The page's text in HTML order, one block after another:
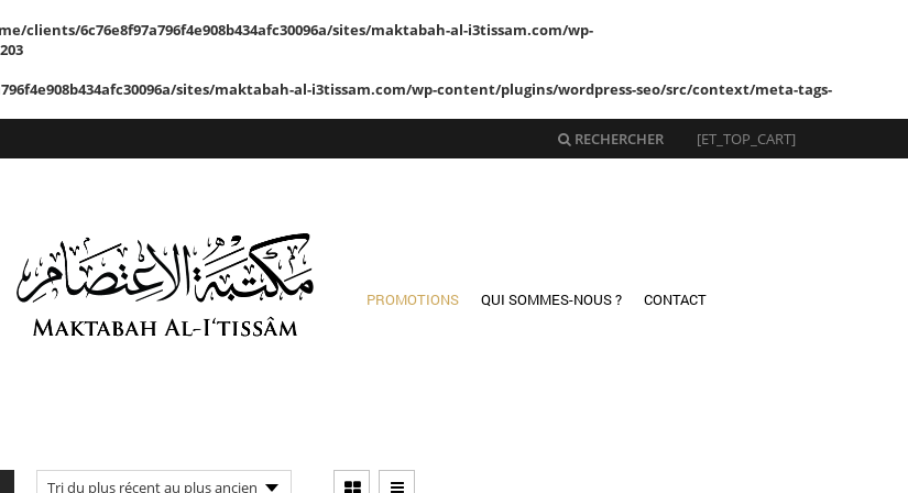
clients/6c76e8f97a796f4e908b434afc30096a/sites/maktabah-al-i3tissam.com/wp-
203
sites/maktabah-al-i3tissam.com/wp-content/plugins/wordpress-seo/src/context/meta-tags-
RECHERCHER [ET_TOP_CART]
PROMOTIONS QUI SOMMES-NOUS ? CONTACT